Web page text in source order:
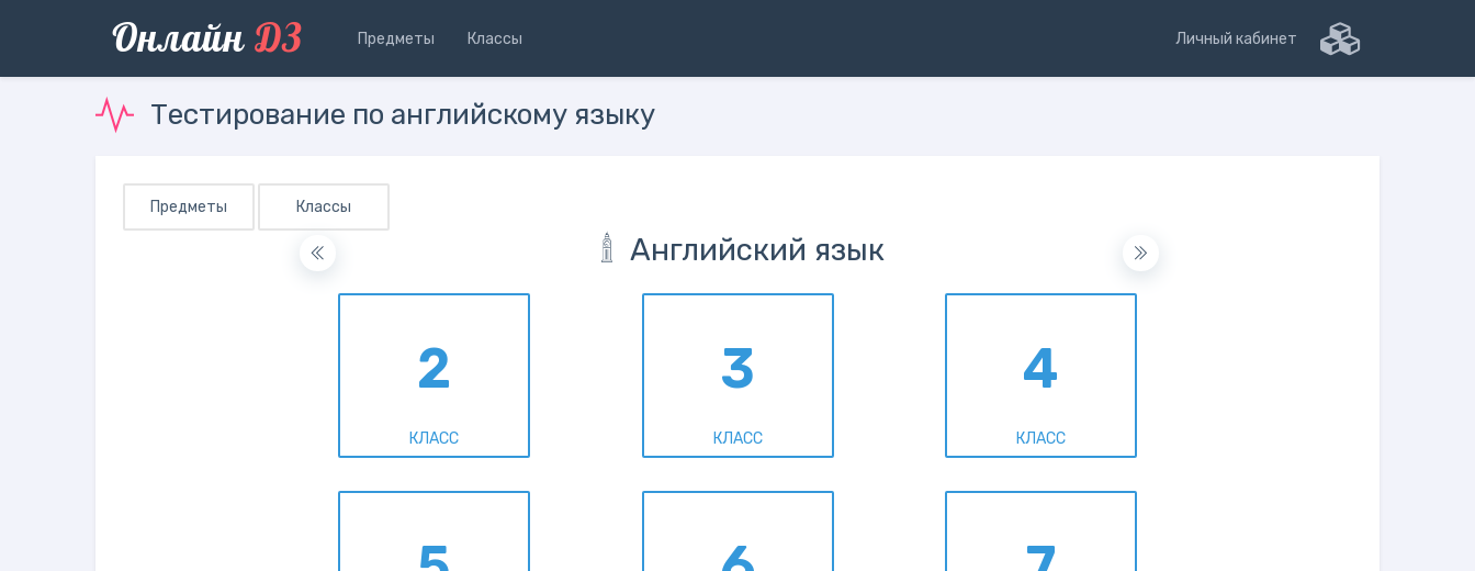
Онлайн ДЗ Предметы Классы Личный кабинет
Тестирование по английскому языку
Предметы Классы
Английский язык
2
КЛАСС
3
КЛАСС
4
КЛАСС